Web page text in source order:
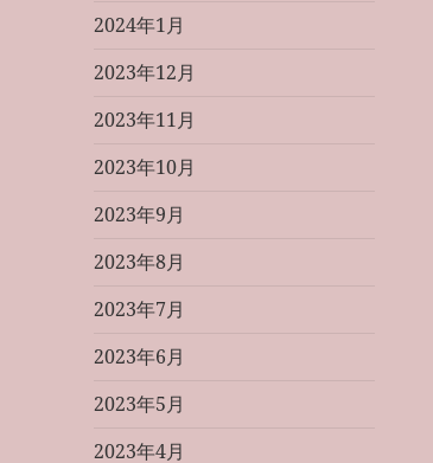
2024年1月
2023年12月
2023年11月
2023年10月
2023年9月
2023年8月
2023年7月
2023年6月
2023年5月
2023年4月